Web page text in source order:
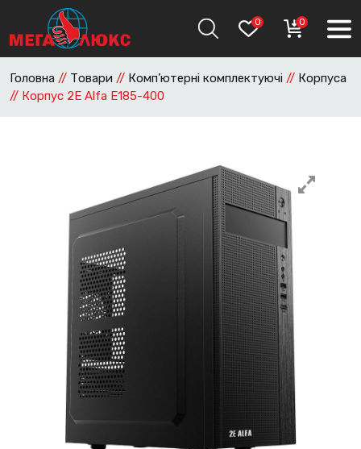
0 0
Головна // Товари // Комп’ютерні комплектуючі // Корпуса
// Корпус 2E Alfa E185-400